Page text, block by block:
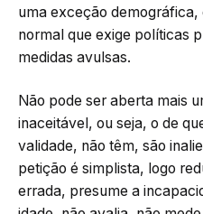
uma exceção
normal que exige políticas
medidas avulsas.
Não pode ser aberta mais
inaceitável, ou seja, o de
validade, não têm, são
petição é simplista, logo
errada, presume a